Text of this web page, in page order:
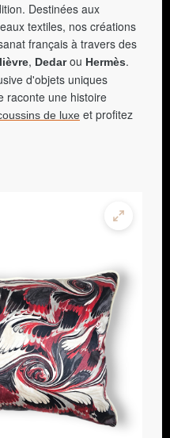
Destinées aux
textiles, nos créations
français à travers des
, Dedarou Hermès.
d'objets uniques
raconte une histoire
de luxe et profitez